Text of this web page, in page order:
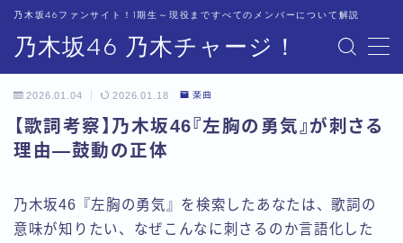
乃木坂46 乃木チャージ！
乃木坂46ファンサイト！1期生～現役まですべてのメンバーについて解説
MENU
運営者情報
2026.01.04 2026.01.18 楽曲
【歌詞考察】乃木坂46『左胸の勇気』が刺さる
理由—鼓動の正体
乃木坂46『左胸の勇気』を検索したあなたは、歌詞の
意味が知りたい、なぜこんなに刺さるのか言語化した